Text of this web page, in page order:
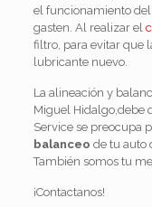
el funcionamiento del
gasten. Al realizar el
filtro, para evitar que
lubricante nuevo.
La alineación y
Miguel Hidalgo,debe
Service se preocupa
balanceo de tu auto
También somos tu
¡Contactanos!